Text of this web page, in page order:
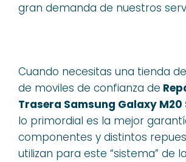
gran demanda de nuestros
Cuando necesitas una tienda
de moviles de confianza de
Trasera Samsung Galaxy M20
lo primordial es la mejor
componentes y distintos
utilizan para este “sistema” de